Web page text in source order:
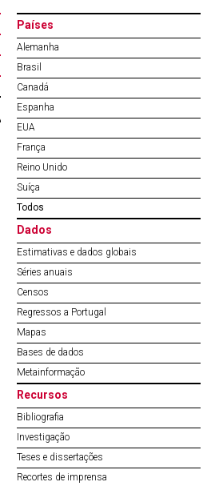
Países
Alemanha
Brasil
Canadá
Espanha
EUA
França
Reino Unido
Suíça
Todos
Dados
Estimativas e dados globais
Séries anuais
Censos
Regressos a Portugal
Mapas
Bases de dados
Metainformação
Recursos
Bibliografia
Investigação
Teses e dissertações
Recortes de imprensa